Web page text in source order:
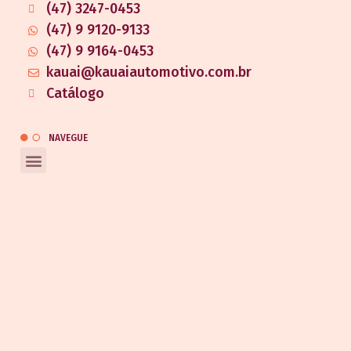
(47) 3247-0453
(47) 9 9120-9133
(47) 9 9164-0453
kauai@kauaiautomotivo.com.br
Catálogo
NAVEGUE